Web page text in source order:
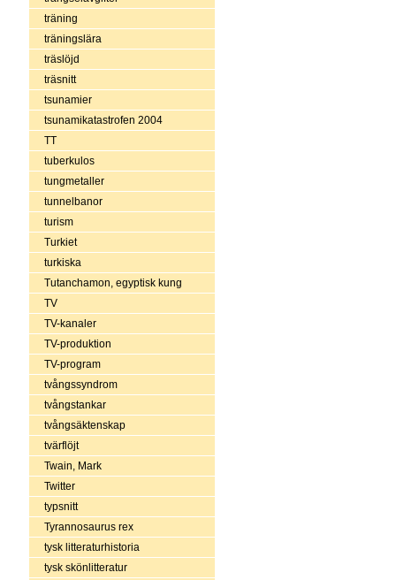
träning
träningslära
träslöjd
träsnitt
tsunamier
tsunamikatastrofen 2004
TT
tuberkulos
tungmetaller
tunnelbanor
turism
Turkiet
turkiska
Tutanchamon, egyptisk kung
TV
TV-kanaler
TV-produktion
TV-program
tvångssyndrom
tvångstankar
tvångsäktenskap
tvärflöjt
Twain, Mark
Twitter
typsnitt
Tyrannosaurus rex
tysk litteraturhistoria
tysk skönlitteratur